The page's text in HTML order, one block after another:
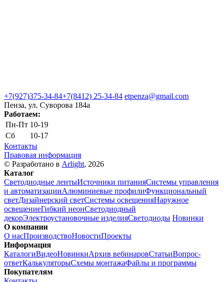
+7(927)375-34-84+7(8412) 25-34-84 etpenza@gmail.com
Пенза, ул. Cуворова 184а
Работаем:
Пн-Пт 10-19
Сб
10-17
Контакты
Правовая информация
© Разработано в Arlight, 2026
Каталог
Светодиодные лентыИсточники питанияСистемы управления
и автоматизацииАлюминиевые профилиФункциональный
светДизайнерский светСистемы освещенияНаружное
освещениеГибкий неонСветодиодный
декорЭлектроустановочные изделияСветодиоды Новинки
О компании
О насПроизводствоНовостиПроекты
Информация
КаталогиВидеоНовинкиАрхив вебинаровСтатьиВопрос-
ответКалькуляторыСхемы монтажаФайлы и программы
Покупателям